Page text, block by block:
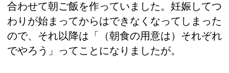
合わせて朝ご飯を作っていました。妊娠してつ
わりが始まってからはできなくなってしまった
ので、それ以降は「（朝食の用意は）それぞれ
でやろう」ってことになりましたが。